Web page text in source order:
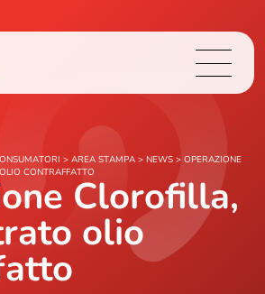
> AREA STAMPA > NEWS > OPERAZIONE
CONTRAFFATTOClorofilla,
olio